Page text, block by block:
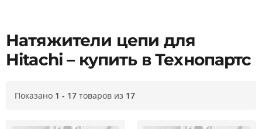
Натяжители цепи для
Hitachi – купить в Технопартс
Показано 1 - 17 товаров из 17